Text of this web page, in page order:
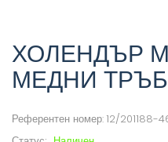
ХОЛЕНДЪР
МЕДНИ
Референтен номер: 12/201188-